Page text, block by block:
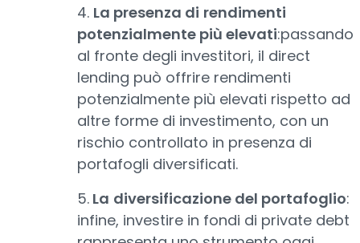
4. La presenza di rendimenti
potenzialmente più elevati:passando
al fronte degli investitori, il direct
lending può offrire rendimenti
potenzialmente più elevati rispetto ad
altre forme di investimento, con un
rischio controllato in presenza di
portafogli diversificati.
5. La diversificazione del portafoglio:
infine, investire in fondi di private debt